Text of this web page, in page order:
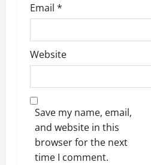
Email *
Website
Save my name, email,
and website in this
browser for the next
time I comment.